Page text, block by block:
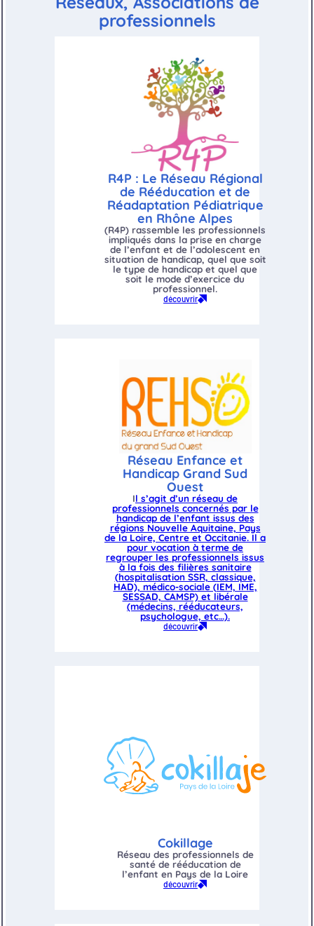
professionnels
R4P : Le Réseau Régional
de Rééducation et de
Réadaptation Pédiatrique
en Rhône Alpes
(R4P) rassemble les professionnels
impliqués dans la prise en charge
de l’enfant et de l’adolescent en
situation de handicap, quel que soit
le type de handicap et quel que
soit le mode d’exercice du
professionnel.
découvrir
Réseau Enfance et
Handicap Grand Sud
Ouest
Il s’agit d’un réseau de
professionnels concernés par le
handicap de l’enfant issus des
régions Nouvelle Aquitaine, Pays
de la Loire, Centre et Occitanie. Il a
pour vocation à terme de
regrouper les professionnels issus
à la fois des filières sanitaire
(hospitalisation SSR, classique,
HAD), médico-sociale (IEM, IME,
SESSAD, CAMSP) et libérale
(médecins, rééducateurs,
psychologue, etc…).
découvrir
Cokillage
Réseau des professionnels de
santé de rééducation de
l’enfant en Pays de la Loire
découvrir